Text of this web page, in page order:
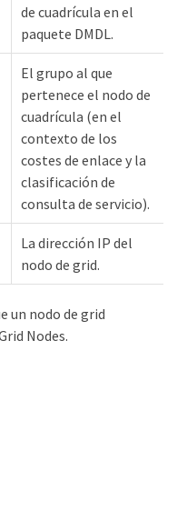
de cuadrícula en el
paquete DMDL.
El grupo al que
pertenece el nodo de
cuadrícula (en el
contexto de los
costes de enlace y la
clasificación de
consulta de servicio).
La dirección IP del
nodo de grid.
un nodo de grid
Nodes.